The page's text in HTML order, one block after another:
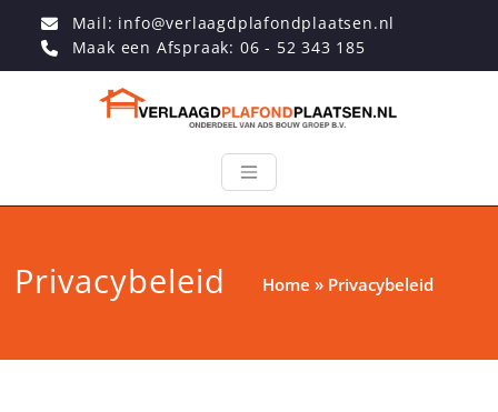
Mail: info@verlaagdplafondplaatsen.nl
Maak een Afspraak: 06 - 52 343 185
Privacybeleid Home » Privacybeleid